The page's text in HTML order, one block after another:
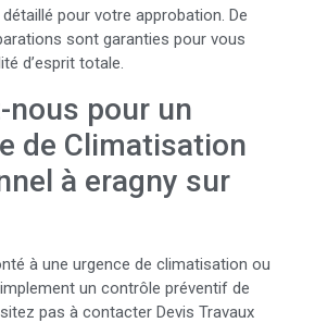
pour votre approbation. De
sont garanties pour vous
d’esprit totale.
nous pour un
de Climatisation
à eragny sur
à une urgence de climatisation ou
un contrôle préventif de
pas à contacter Devis Travaux